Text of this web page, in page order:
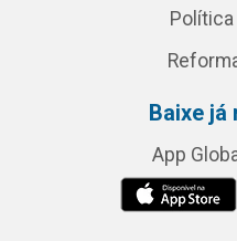
Política
Baixe já
App